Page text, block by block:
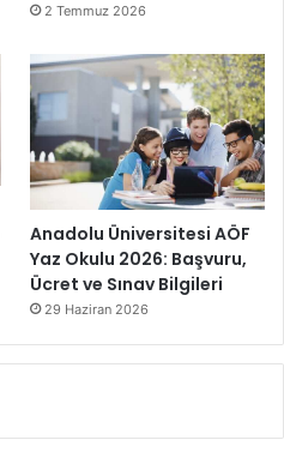
2 Temmuz 2026
Anadolu Üniversitesi AÖF
Yaz Okulu 2026: Başvuru,
Ücret ve Sınav Bilgileri
29 Haziran 2026